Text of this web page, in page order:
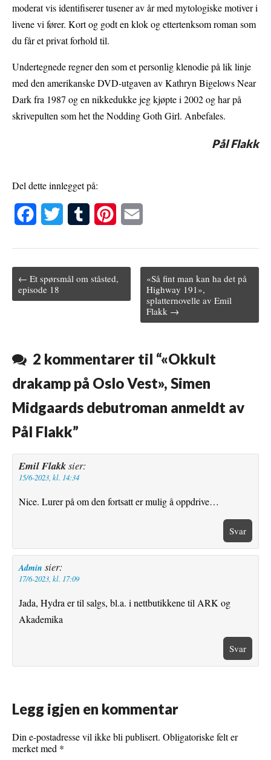
moderat vis identifiserer tusener av år med mytologiske motiver i
livene vi fører. Kort og godt en klok og ettertenksom roman som
du får et privat forhold til.
Undertegnede regner den som et personlig klenodie på lik linje
med den amerikanske DVD-utgaven av Kathryn Bigelows Near
Dark fra 1987 og en nikkedukke jeg kjøpte i 2002 og har på
skrivepulten som het the Nodding Goth Girl. Anbefales.
Pål Flakk
Del dette innlegget på:
e
b
k
t
t
b
l
t
e
s
t
Post navigation
← Et spørsmål om ståsted,
episode 18
«Så fint man kan ha det på
Highway 191»,
splatternovelle av Emil
Flakk →
2 kommentarer til “«Okkult
drakamp på Oslo Vest», Simen
Midgaards debutroman anmeldt av
Pål Flakk”
Emil Flakksier:
15/6-2023, kl. 14:34
Nice. Lurer på om den fortsatt er mulig å oppdrive…
Svar
Admin sier:
17/6-2023, kl. 17:09
Jada, Hydra er til salgs, bl.a. i nettbutikkene til ARK og
Akademika
Svar
Legg igjen en kommentar
Din e-postadresse vil ikke bli publisert. Obligatoriske felt er
merket med *